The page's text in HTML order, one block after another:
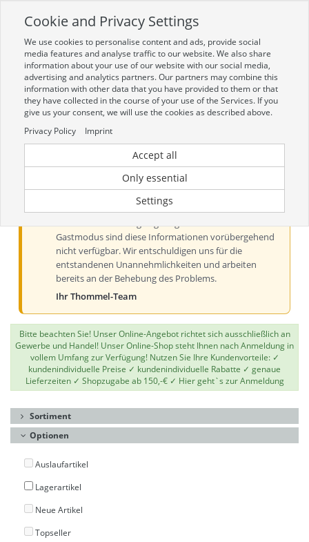
Zur mobilen Kompaktversion (Login erforderlich)
Toggle
navigation
Aktueller Hinweis zu Preisen und
Verfügbarkeiten
Liebe Kundinnen und Kunden, derzeit können Preise
und Verfügbarkeiten aus technischen Gründen nur
Gastmodus sind diese Informationen vorübergehend
nicht verfügbar. Wir entschuldigen uns für die
entstandenen Unannehmlichkeiten und arbeiten
bereits an der Behebung des Problems.
Ihr Thommel-Team
Bitte beachten Sie! Unser Online-Angebot richtet sich ausschließlich an
Gewerbe und Handel! Unser Online-Shop steht Ihnen nach Anmeldung in
vollem Umfang zur Verfügung! Nutzen Sie Ihre Kundenvorteile: ✓
kundenindividuelle Preise ✓ kundenindividuelle Rabatte ✓ genaue
Lieferzeiten ✓ Shopzugabe ab 150,-€ ✓ Hier geht`s zur Anmeldung
Sortiment
Optionen
Auslaufartikel
Lagerartikel
Neue Artikel
Topseller
Cookie and Privacy Settings
We use cookies to personalise content and ads, provide social
media features and analyse traffic to our website. We also share
information about your use of our website with our social media,
advertising and analytics partners. Our partners may combine this
information with other data that you have provided to them or that
they have collected in the course of your use of the Services. If you
give us your consent, we will use the cookies as described above.
Privacy Policy
Imprint
Accept all
Only essential
Settings